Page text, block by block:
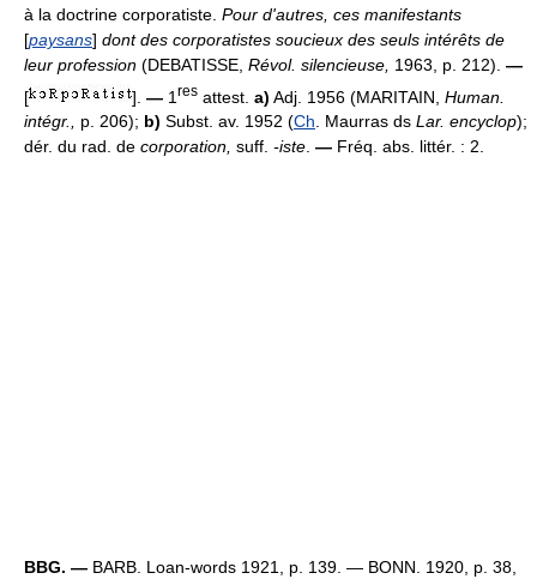
à la doctrine corporatiste. Pour d'autres, ces manifestants
[paysans] dont des corporatistes soucieux des seuls intérêts de
leur profession (DEBATISSE, Révol. silencieuse, 1963, p. 212). —
[
]. — 1 res attest. a) Adj. 1956 (MARITAIN, Human.
intégr., p. 206); b) Subst. av. 1952 (Ch. Maurras ds Lar. encyclop);
dér. du rad. de corporation, suff. -iste. — Fréq. abs. littér. : 2.
BBG. — BARB. Loan-words 1921, p. 139. — BONN. 1920, p. 38,